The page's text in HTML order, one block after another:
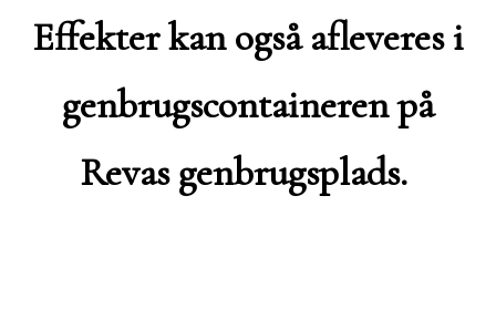
Effekter kan også afleveres i
genbrugscontaineren på
Revas genbrugsplads.